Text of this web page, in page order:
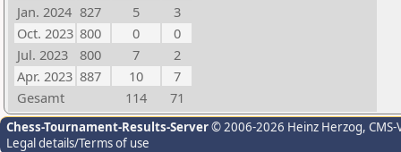
Jan. 2024 827 5
3
Oct. 2023 800 0
0
Jul. 2023
800 7
2
Apr. 2023 887 10
7
Gesamt
114 71
Chess-Tournament-Results-Server© 2006-2026 Heinz Herzog,
Legal details/Terms of use